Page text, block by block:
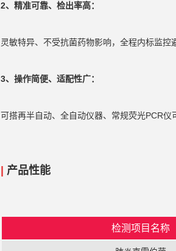
2、 精准可靠、检出率高：
灵敏特异、不受抗菌药物影响，全程内标监控
3、 操作简便、适配性广：
可搭再半自动、全自动仪器、常规荧光PCR仪
产品性能
检测项目名称